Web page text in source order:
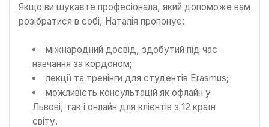
Якщо ви шукаєте професіонала, який допоможе вам
розібратися в собі, Наталія пропонує:
міжнародний досвід, здобутий під час
навчання за кордоном;
лекції та тренінги для студентів Erasmus;
можливість консультацій як офлайн у
Львові, так і онлайн для клієнтів з 12 країн
світу.